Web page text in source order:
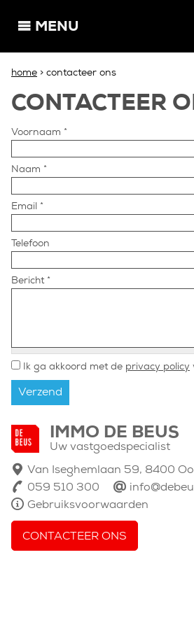
MENU
U bent hier
home > contacteer ons
CONTACTEER
Voornaam *
Naam *
Email *
Telefoon
Bericht *
Akkoord*
Ik ga akkoord met de privacy policy
IMMO DE BEUS
Uw vastgoedspecialist
Van Iseghemlaan 59, 8400
059 510 300
Gebruiksvoorwaarden
CONTACTEER ONS